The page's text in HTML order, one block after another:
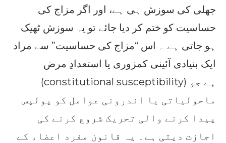
جھلی کی سوزش ہی ہے، اور اگر مزاج کی
حساسیت کو ختم کر دیا جائے تو یہ سوزش ٹھیک
ہو جاتی ہے ۔ اس “مزاج کی حساسیت” سے مراد
ایک بنیادی آئینی کمزوری یا استعدادِ مرض
(constitutional susceptibility) ہے جو
ماحولیاتی یا اندرونی عوامل کو پولپس
پیدا کرنے والی تحریک شروع کرنے کی
اجازت دیتی ہے۔ یہ قانون مفرد اعضاء کے